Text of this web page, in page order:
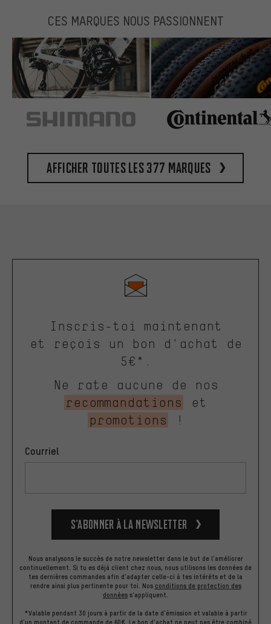
CES MARQUES NOUS PASSIONNENT
Afficher toutes les 377 marques
Inscris-toi maintenant
et reçois un bon d'achat de
5€*.
Ne rate aucune de nos
recommandations
et
promotions
!
Courriel
S’abonner à la newsletter
Nous analysons le succès de notre newsletter dans le but de l'améliorer
continuellement. Si tu es déjà client chez nous, nous utilisons les données de
tes dernières commandes afin d'adapter celle-ci à tes intérêts et de la
rendre ainsi plus pertinente pour toi. Nos conditions de protection des
données s'appliquent.
*Valable pendant 30 jours à partir de la date d'émission et valable à partir